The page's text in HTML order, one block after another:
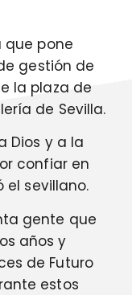
que pone
gestión de
la plaza de
de Sevilla.
Dios y a la
confiar en
el sevillano.
gente que
años y
de Futuro
estos